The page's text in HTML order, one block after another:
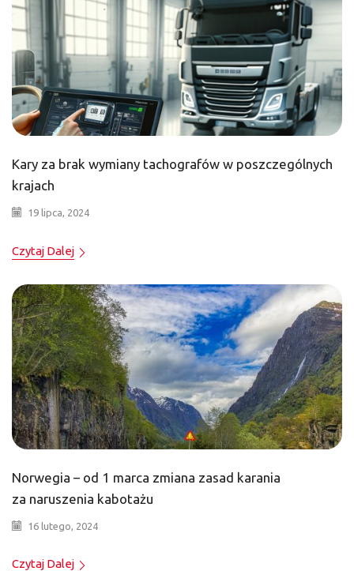
Kary za brak wymiany tachografów w poszczególnych
krajach
19 lipca, 2024
Czytaj Dalej
Norwegia – od 1 marca zmiana zasad karania
za naruszenia kabotażu
16 lutego, 2024
Czytaj Dalej